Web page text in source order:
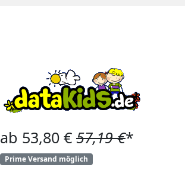
ab 53,80 € 57,19 €*
Prime Versand möglich